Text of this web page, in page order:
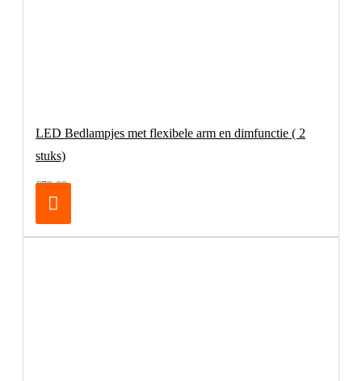
LED Bedlampjes met flexibele arm en dimfunctie ( 2
stuks)
€79,00